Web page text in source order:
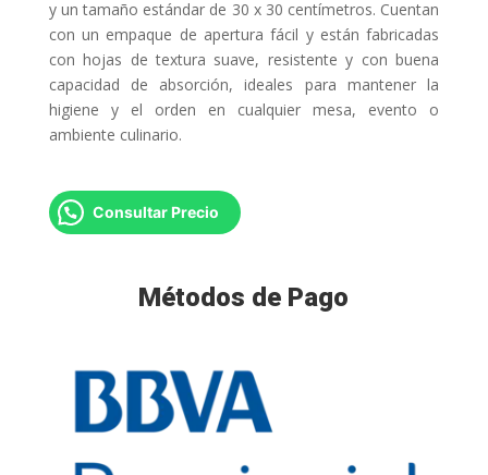
y un tamaño estándar de 30 x 30 centímetros. Cuentan
con un empaque de apertura fácil y están fabricadas
con hojas de textura suave, resistente y con buena
capacidad de absorción, ideales para mantener la
higiene y el orden en cualquier mesa, evento o
ambiente culinario.
Consultar Precio
Métodos de Pago